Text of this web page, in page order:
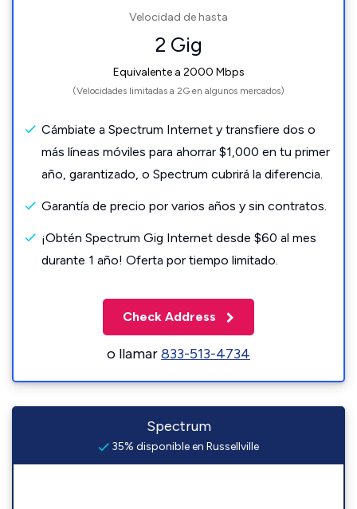
Velocidad de hasta
2 Gig
Equivalente a 2000 Mbps
(Velocidades limitadas a 2G en algunos mercados)
Cámbiate a Spectrum Internet y transfiere dos o
más líneas móviles para ahorrar $1,000 en tu primer
año, garantizado, o Spectrum cubrirá la diferencia.
Garantía de precio por varios años y sin contratos.
¡Obtén Spectrum Gig Internet desde $60 al mes
durante 1 año! Oferta por tiempo limitado.
Check Address
o llamar833-513-4734
Spectrum
35% disponible en Russellville